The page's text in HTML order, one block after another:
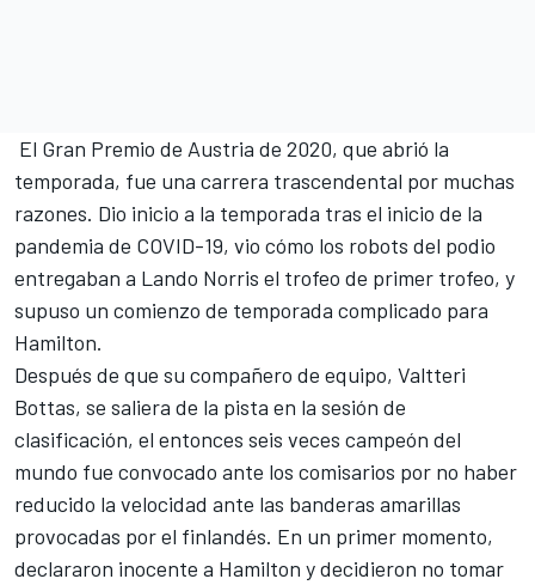
El Gran Premio de Austria de 2020, que abrió la
temporada, fue una carrera trascendental por muchas
razones. Dio inicio a la temporada tras el inicio de la
pandemia de COVID-19, vio cómo los robots del podio
entregaban a Lando Norris el trofeo de primer trofeo, y
supuso un comienzo de temporada complicado para
Hamilton.
Después de que su compañero de equipo, Valtteri
Bottas, se saliera de la pista en la sesión de
clasificación, el entonces seis veces campeón del
mundo fue convocado ante los comisarios por no haber
reducido la velocidad ante las banderas amarillas
provocadas por el finlandés. En un primer momento,
declararon inocente a Hamilton y decidieron no tomar